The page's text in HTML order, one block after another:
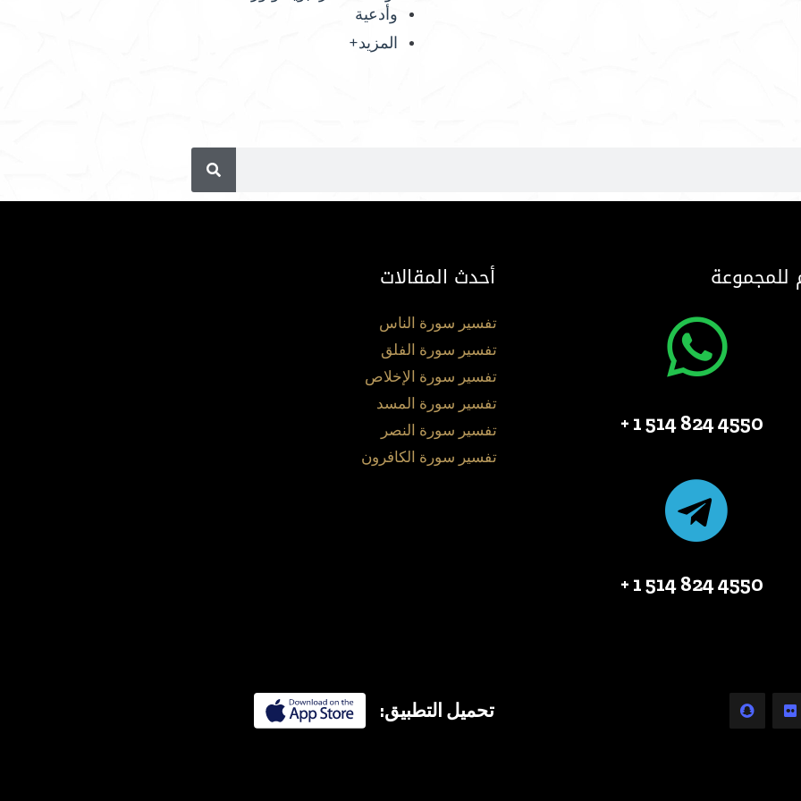
وأدعية
المزيد+
للمجموعة
4550 824 514 1 +
4550 824 514 1 +
أحدث المقالات
تفسير سورة الناس
تفسير سورة الفلق
تفسير سورة الإخلاص
تفسير سورة المسد
تفسير سورة النصر
تفسير سورة الكافرون
تحميل التطبيق: